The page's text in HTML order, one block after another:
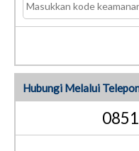
Hubungi Melalui